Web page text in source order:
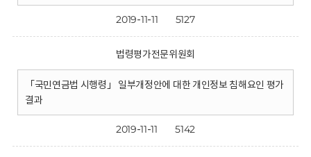
2019-11-11 5127
법령평가전문위원회
「국민연금법 시행령」 일부개정안에 대한 개인정보 침해요인 평가
결과
2019-11-11 5142